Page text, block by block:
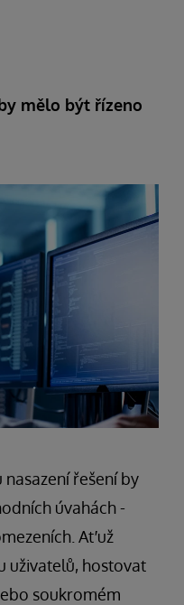
mělo být řízeno
řešení by
úvahách -
Ať už
uživatelů, hostovat
soukromém